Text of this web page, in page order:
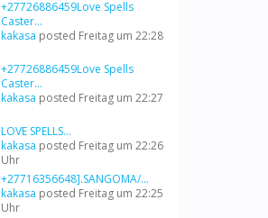
+27726886459Love Spells
Caster...
kakasa posted Freitag um 22:28
+27726886459Love Spells
Caster...
kakasa posted Freitag um 22:27
LOVE SPELLS...
kakasa posted Freitag um 22:26
Uhr
+27716356648].SANGOMA/...
kakasa posted Freitag um 22:25
Uhr